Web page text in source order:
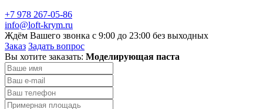
+7 978 267-05-86
info@loft-krym.ru
Ждём Вашего звонка с 9:00 до 23:00 без выходных
Заказ Задать вопрос
Вы хотите заказать: Моделирующая паста